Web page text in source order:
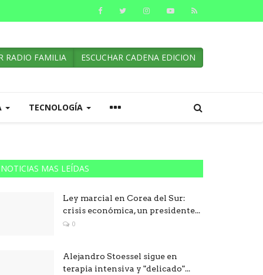
RADIO FAMILIA ESCUCHAR CADENA EDICION
TECNOLOGÍA
NOTICIAS MAS LEÍDAS
Ley marcial en Corea del Sur:
crisis económica, un presidente...
0
Alejandro Stoessel sigue en
terapia intensiva y "delicado"...